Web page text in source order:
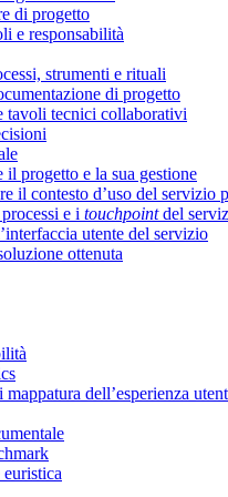
di progetto
e responsabilità
strumenti e rituali
di progetto
tavoli tecnici collaborativi
il progetto e la sua gestione
il contesto d’uso del servizio
e i touchpointdel
utente del servizio
ottenuta
dell’esperienza